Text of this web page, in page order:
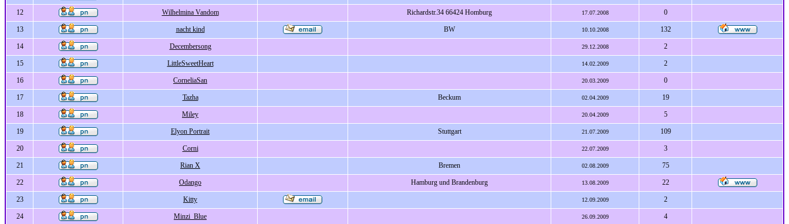
12 Wilhelmina Vandom Richardstr.34 66424 Homburg 17.07.2008 0
13 nacht kind BW 10.10.2008 132
14 Decembersong 29.12.2008 2
15 LittleSweetHeart 14.02.2009 2
16 CorneliaSan 20.03.2009 0
17 Tazha Beckum 02.04.2009 19
18 Miley 20.04.2009 5
19 Elyon Portrait Stuttgart 21.07.2009 109
20 Corni 22.07.2009 3
21 Rian X Bremen 02.08.2009 75
22 Odango Hamburg und Brandenburg 13.08.2009 22
23 Kitty 12.09.2009 2
24 Minzi_Blue 26.09.2009 4